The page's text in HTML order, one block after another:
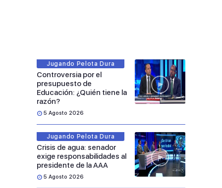
Jugando Pelota Dura
Controversia por el
presupuesto de
Educación: ¿Quién tiene la
razón?
5 Agosto 2026
Jugando Pelota Dura
Crisis de agua: senador
exige responsabilidades al
presidente de la AAA
5 Agosto 2026